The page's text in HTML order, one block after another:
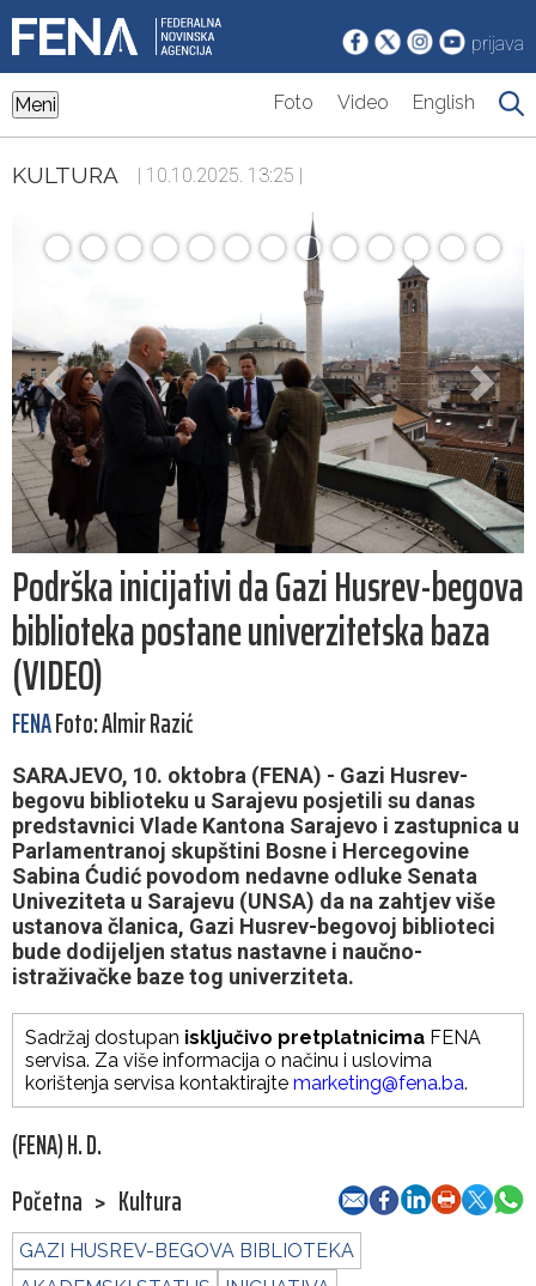
prijava
Meni Foto Video English
KULTURA | 10.10.2025. 13:25 |
Podrška inicijativi da Gazi Husrev-begova
biblioteka postane univerzitetska baza
(VIDEO)
FENAFoto: Almir Razić
SARAJEVO, 10. oktobra (FENA) - Gazi Husrev-
begovu biblioteku u Sarajevu posjetili su danas
predstavnici Vlade Kantona Sarajevo i zastupnica u
Parlamentranoj skupštini Bosne i Hercegovine
Sabina Ćudić povodom nedavne odluke Senata
Univeziteta u Sarajevu (UNSA) da na zahtjev više
ustanova članica, Gazi Husrev-begovoj biblioteci
bude dodijeljen status nastavne i naučno-
istraživačke baze tog univerziteta.
Sadržaj dostupan isključivo pretplatnicima FENA
servisa. Za više informacija o načinu i uslovima
korištenja servisa kontaktirajte marketing@fena.ba.
(FENA) H. D.
Početna > Kultura
GAZI HUSREV-BEGOVA BIBLIOTEKA